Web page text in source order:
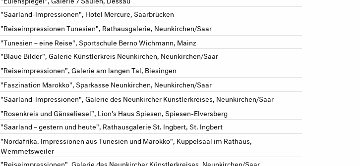
"Saarland-Impressionen", Hotel Mercure, Saarbrücken
"Reiseimpressionen Tunesien", Rathausgalerie, Neunkirchen/Saar
"Tunesien – eine Reise", Sportschule Berno Wichmann, Mainz
"Blaue Bilder", Galerie Künstlerkreis Neunkirchen, Neunkirchen/Saar
"Reiseimpressionen", Galerie am langen Tal, Biesingen
"Faszination Marokko", Sparkasse Neunkirchen, Neunkirchen/Saar
"Saarland-Impressionen", Galerie des Neunkircher Künstlerkreises, Neunkirchen/Saar
"Rosenkreis und Gänseliesel", Lion's Haus Spiesen, Spiesen-Elversberg
"Saarland – gestern und heute", Rathausgalerie St. Ingbert, St. Ingbert
"Nordafrika. Impressionen aus Tunesien und Marokko", Kuppelsaal im Rathaus,
Wemmetsweiler
"Reiseimpressionen", Galerie des Neunkircher Künstlerkreises, Neunkirchen/Saar